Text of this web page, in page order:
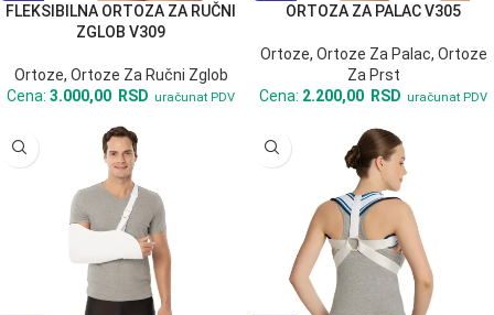
FLEKSIBILNA ORTOZA ZA RUČNI
ZGLOB V309
Ortoze, Ortoze Za Ručni Zglob
Cena: 3.000,00 RSD uračunat PDV
ORTOZA ZA PALAC V305
Ortoze, Ortoze Za Palac, Ortoze
Za Prst
Cena: 2.200,00 RSD uračunat PDV